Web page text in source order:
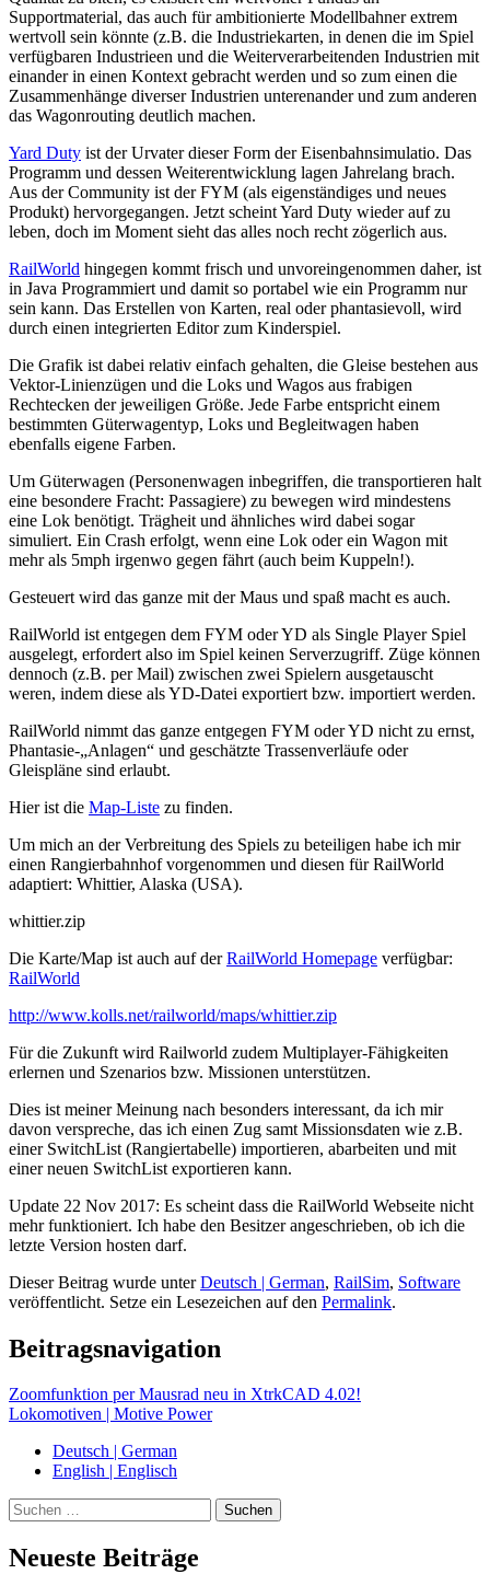
Supportmaterial, das auch für ambitionierte Modellbahner extrem
wertvoll sein könnte (z.B. die Industriekarten, in denen die im Spiel
verfügbaren Industrieen und die Weiterverarbeitenden Industrien mit
einander in einen Kontext gebracht werden und so zum einen die
Zusammenhänge diverser Industrien unterenander und zum anderen
das Wagonrouting deutlich machen.
Yard Duty ist der Urvater dieser Form der Eisenbahnsimulatio. Das
Programm und dessen Weiterentwicklung lagen Jahrelang brach.
Aus der Community ist der FYM (als eigenständiges und neues
Produkt) hervorgegangen. Jetzt scheint Yard Duty wieder auf zu
leben, doch im Moment sieht das alles noch recht zögerlich aus.
RailWorld hingegen kommt frisch und unvoreingenommen daher, ist
in Java Programmiert und damit so portabel wie ein Programm nur
sein kann. Das Erstellen von Karten, real oder phantasievoll, wird
durch einen integrierten Editor zum Kinderspiel.
Die Grafik ist dabei relativ einfach gehalten, die Gleise bestehen aus
Vektor-Linienzügen und die Loks und Wagos aus frabigen
Rechtecken der jeweiligen Größe. Jede Farbe entspricht einem
bestimmten Güterwagentyp, Loks und Begleitwagen haben
ebenfalls eigene Farben.
Um Güterwagen (Personenwagen inbegriffen, die transportieren halt
eine besondere Fracht: Passagiere) zu bewegen wird mindestens
eine Lok benötigt. Trägheit und ähnliches wird dabei sogar
simuliert. Ein Crash erfolgt, wenn eine Lok oder ein Wagon mit
mehr als 5mph irgenwo gegen fährt (auch beim Kuppeln!).
Gesteuert wird das ganze mit der Maus und spaß macht es auch.
RailWorld ist entgegen dem FYM oder YD als Single Player Spiel
ausgelegt, erfordert also im Spiel keinen Serverzugriff. Züge können
dennoch (z.B. per Mail) zwischen zwei Spielern ausgetauscht
weren, indem diese als YD-Datei exportiert bzw. importiert werden.
RailWorld nimmt das ganze entgegen FYM oder YD nicht zu ernst,
Phantasie-„Anlagen“ und geschätzte Trassenverläufe oder
Gleispläne sind erlaubt.
Hier ist die Map-Liste zu finden.
Um mich an der Verbreitung des Spiels zu beteiligen habe ich mir
einen Rangierbahnhof vorgenommen und diesen für RailWorld
adaptiert: Whittier, Alaska (USA).
whittier.zip
Die Karte/Map ist auch auf derRailWorld Homepage verfügbar:
RailWorld
http://www.kolls.net/railworld/maps/whittier.zip
Für die Zukunft wird Railworld zudem Multiplayer-Fähigkeiten
erlernen und Szenarios bzw. Missionen unterstützen.
Dies ist meiner Meinung nach besonders interessant, da ich mir
davon verspreche, das ich einen Zug samt Missionsdaten wie z.B.
einer SwitchList (Rangiertabelle) importieren, abarbeiten und mit
einer neuen SwitchList exportieren kann.
Update 22 Nov 2017: Es scheint dass die RailWorld Webseite nicht
mehr funktioniert. Ich habe den Besitzer angeschrieben, ob ich die
letzte Version hosten darf.
Dieser Beitrag wurde unterDeutsch | German, RailSim, Software
veröffentlicht. Setze ein Lesezeichen auf den Permalink.
Beitragsnavigation
Zoomfunktion per Mausrad neu in XtrkCAD 4.02!
Lokomotiven | Motive Power
Deutsch | German
English | Englisch
Suche
Neueste Beiträge